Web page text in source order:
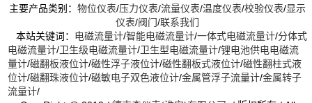
主要产品类别： 物位仪表/压力仪表/流量仪表/温度仪表/校验仪表/显示
仪表/阀门/联系我们
本站关键词： 电磁流量计/智能电磁流量计/一体式电磁流量计/分体式
电磁流量计/卫生级电磁流量计/卫生型电磁流量计/锂电池供电电磁流
量计/磁翻板液位计/磁性浮子液位计/磁性翻板式液位计/磁性翻柱式液
位计/磁翻珠液位计/磁敏电子双色液位计/金属管浮子流量计/金属转子
流量计/